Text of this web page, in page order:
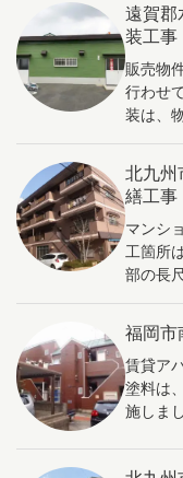
性の向
設備や
抑える
す。 空
率的な
ペース
インが
します
アパー
高まる
受する
遠賀郡
装工事
販売物
行わせ
装は、
どの効
を感じ
命延長
す。ま
が高ま
物件と
北九州
繕工事
マンシ
工箇所
部の長
率の向
魅力的
す。設
ニーズ
す。 ま
福岡市
賃貸ア
塗料は
施しま